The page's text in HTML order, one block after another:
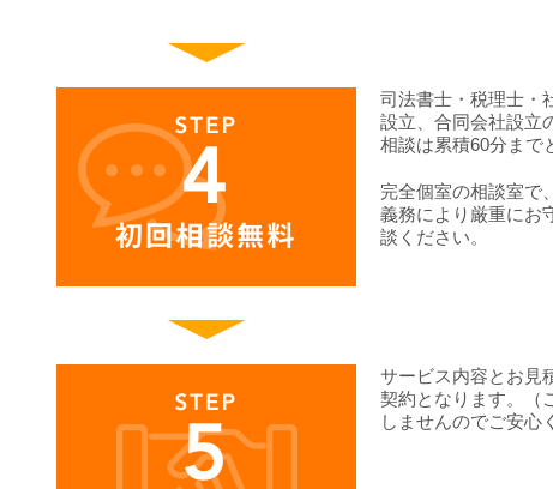
司法書士・税理士・
設立、合同会社設立
相談は累積60分まで
完全個室の相談室で
義務により厳重にお
談ください。
サービス内容とお見
契約となります。（
しませんのでご安心